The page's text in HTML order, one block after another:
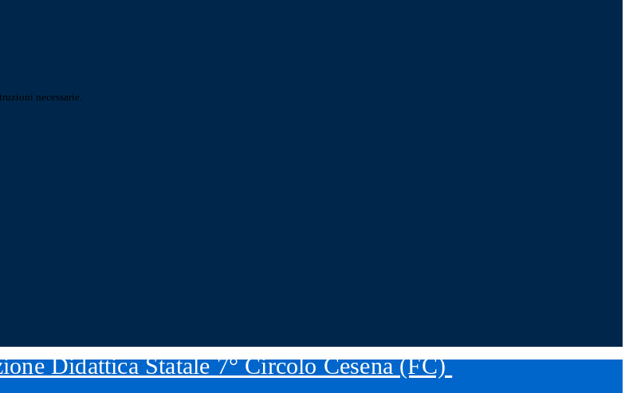
necessarie.
Didattica Statale 7° Circolo Cesena (FC)